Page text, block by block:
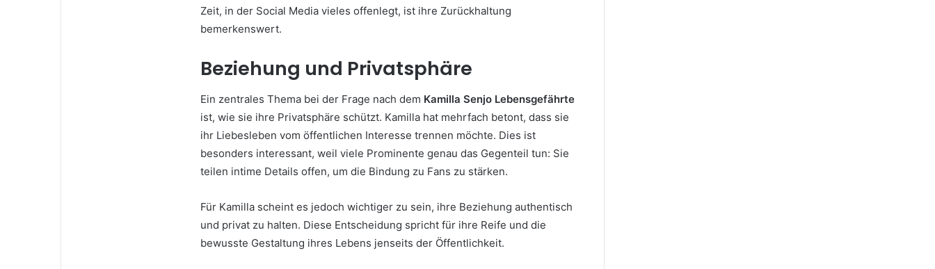
Zeit, in der Social Media vieles offenlegt, ist ihre Zurückhaltung
bemerkenswert.
Beziehung und Privatsphäre
Ein zentrales Thema bei der Frage nach dem Kamilla Senjo Lebensgefährte
ist, wie sie ihre Privatsphäre schützt. Kamilla hat mehrfach betont, dass sie
ihr Liebesleben vom öffentlichen Interesse trennen möchte. Dies ist
besonders interessant, weil viele Prominente genau das Gegenteil tun: Sie
teilen intime Details offen, um die Bindung zu Fans zu stärken.
Für Kamilla scheint es jedoch wichtiger zu sein, ihre Beziehung authentisch
und privat zu halten. Diese Entscheidung spricht für ihre Reife und die
bewusste Gestaltung ihres Lebens jenseits der Öffentlichkeit.